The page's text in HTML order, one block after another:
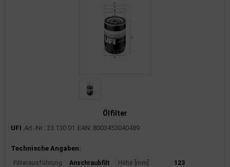
Ölfilter
UFI Art.-Nr.: 23.130.01 EAN: 8003453040489
Produktinformationen
Technische Angaben:
Filterausführung
Anschraubfilt
Höhe [mm] 123